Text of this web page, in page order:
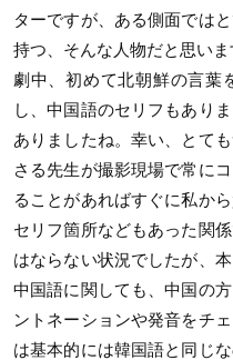
ターですが、ある側面では
持つ、そんな人物だと思いま
劇中、初めて北朝鮮の言葉
し、中国語のセリフもあり
ありましたね。幸い、とて
さる先生が撮影現場で常に
ることがあればすぐに私か
セリフ箇所などもあった関
はならない状況でしたが、
中国語に関しても、中国の
ントネーションや発音をチ
は基本的には韓国語と同じ